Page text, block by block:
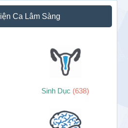
Ca Lâm Sàng
Sinh Dục (638)